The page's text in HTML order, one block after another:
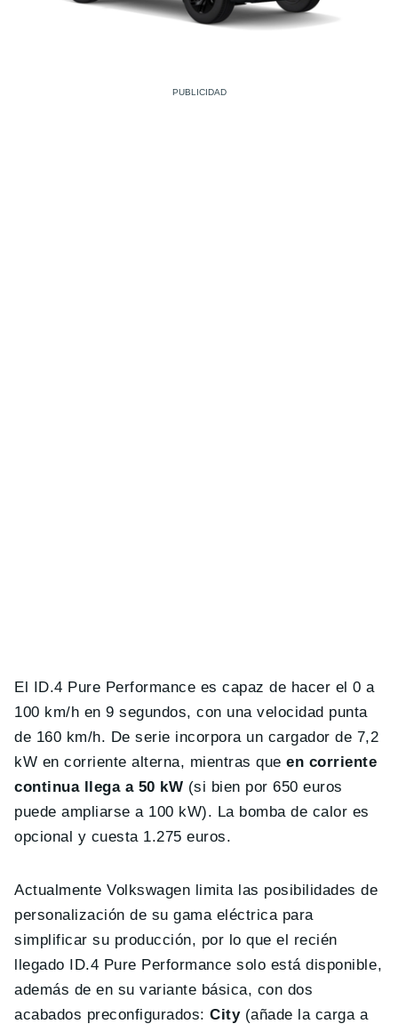
El ID.4 Pure Performance es capaz de hacer el 0 a
100 km/h en 9 segundos, con una velocidad punta
de 160 km/h. De serie incorpora un cargador de 7,2
kW en corriente alterna, mientras que en corriente
continua llega a 50 kW (si bien por 650 euros
puede ampliarse a 100 kW). La bomba de calor es
opcional y cuesta 1.275 euros.
Actualmente Volkswagen limita las posibilidades de
personalización de su gama eléctrica para
simplificar su producción, por lo que el recién
llegado ID.4 Pure Performance solo está disponible,
además de en su variante básica, con dos
acabados preconfigurados:City(añade la carga a